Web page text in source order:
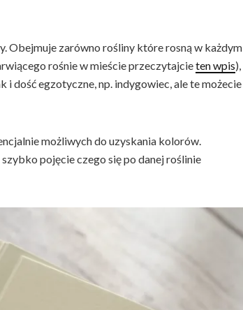
Obejmuje zarówno rośliny które rosną w każdym
rośnie w mieście przeczytajcieten wpis),
dość egzotyczne, np. indygowiec, ale te możecie
możliwych do uzyskania kolorów.
pojęcie czego się po danej roślinie